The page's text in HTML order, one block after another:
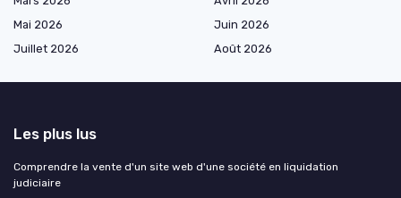
Mai 2026
Juin 2026
Juillet 2026
Août 2026
Les plus lus
Comprendre la vente d'un site web d'une société en liquidation
judiciaire